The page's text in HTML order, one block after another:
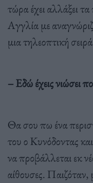
τώρα έχει αλλάξει
Αγγλία με
μια τηλεοπτική
– Εδώ έχεις νιώσει
Θα σου πω ένα
του ο Κυνόδοντας
να προβάλλεται εκ
αίθουσες.